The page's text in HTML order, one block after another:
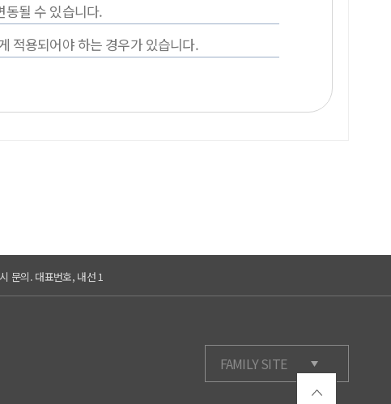
동될 수 있습니다.
적용되어야 하는 경우가 있습니다.
문의. 대표번호, 내선 1
FAMILY SITE